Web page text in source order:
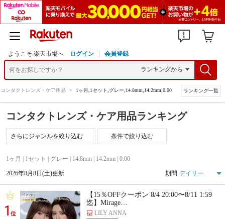
ようこそ 楽天市場へ ログイン 会員登録
コンタクトレンズ・ケア用品 > 1ヶ月,1セット,グレー,14.8mm,14.2mm,0.00 ランキング一覧
コンタクトレンズ・ケア用品ランキング
条件で絞り込む
1ヶ月 | 1セット | グレー | 14.8mm | 14.2mm | 0.00
2026年8月8日(土)更新 期間
1位
【15％OFFクーポン 8/4 20:00〜8/11 1:59
迄】Mirage…
LILY ANNA